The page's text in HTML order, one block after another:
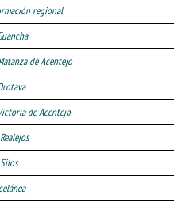
regional
de Acentejo
de Acentejo